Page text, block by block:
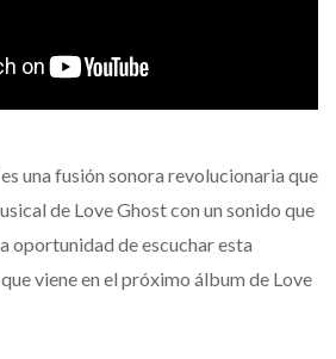
una fusión sonora revolucionaria que
de Love Ghost con un sonido que
oportunidad de escuchar esta
viene en el próximo álbum de Love